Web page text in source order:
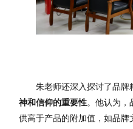
朱老师还深入探讨了品
神和信仰的重要性。他认为，
供高于产品的附加值，如品牌